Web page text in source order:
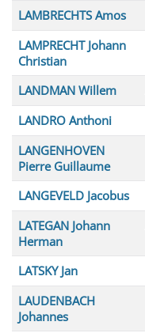
LAMBRECHTS Amos
LAMPRECHT Johann
Christian
LANDMAN Willem
LANDRO Anthoni
LANGENHOVEN
Pierre Guillaume
LANGEVELD Jacobus
LATEGAN Johann
Herman
LATSKY Jan
LAUDENBACH
Johannes